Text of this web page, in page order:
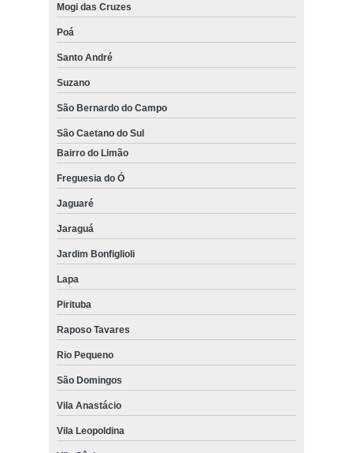
Mogi das Cruzes
Poá
Santo André
Suzano
São Bernardo do Campo
São Caetano do Sul
Bairro do Limão
Freguesia do Ó
Jaguaré
Jaraguá
Jardim Bonfiglioli
Lapa
Pirituba
Raposo Tavares
Rio Pequeno
São Domingos
Vila Anastácio
Vila Leopoldina